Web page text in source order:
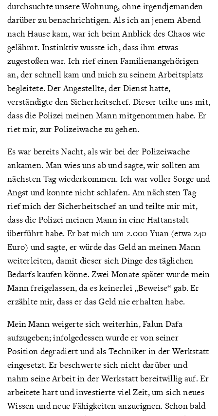
durchsuchte unsere Wohnung, ohne irgendjemanden
darüber zu benachrichtigen. Als ich an jenem Abend
nach Hause kam, war ich beim Anblick des Chaos wie
gelähmt. Instinktiv wusste ich, dass ihm etwas
zugestoßen war. Ich rief einen Familienangehörigen
an, der schnell kam und mich zu seinem Arbeitsplatz
begleitete. Der Angestellte, der Dienst hatte,
verständigte den Sicherheitschef. Dieser teilte uns mit,
dass die Polizei meinen Mann mitgenommen habe. Er
riet mir, zur Polizeiwache zu gehen.
Es war bereits Nacht, als wir bei der Polizeiwache
ankamen. Man wies uns ab und sagte, wir sollten am
nächsten Tag wiederkommen. Ich war voller Sorge und
Angst und konnte nicht schlafen. Am nächsten Tag
rief mich der Sicherheitschef an und teilte mir mit,
dass die Polizei meinen Mann in eine Haftanstalt
überführt habe. Er bat mich um 2.000 Yuan (etwa 240
Euro) und sagte, er würde das Geld an meinen Mann
weiterleiten, damit dieser sich Dinge des täglichen
Bedarfs kaufen könne. Zwei Monate später wurde mein
Mann freigelassen, da es keinerlei „Beweise“ gab. Er
erzählte mir, dass er das Geld nie erhalten habe.
Mein Mann weigerte sich weiterhin, Falun Dafa
aufzugeben; infolgedessen wurde er von seiner
Position degradiert und als Techniker in der Werkstatt
eingesetzt. Er beschwerte sich nicht darüber und
nahm seine Arbeit in der Werkstatt bereitwillig auf. Er
arbeitete hart und investierte viel Zeit, um sich neues
Wissen und neue Fähigkeiten anzueignen. Schon bald